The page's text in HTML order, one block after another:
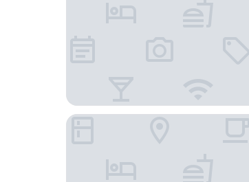
Holiday Inn Express Cape Town